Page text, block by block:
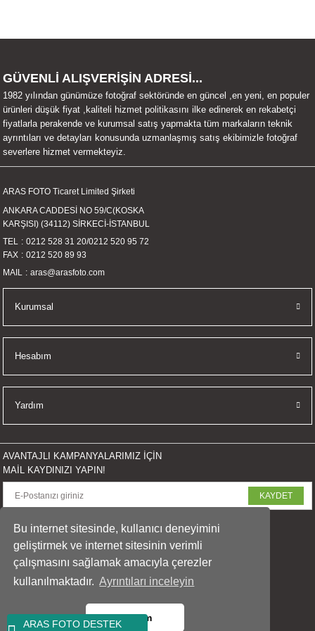
Bu internet sitesinde, kullanıcı deneyimini
geliştirmek ve internet sitesinin verimli
çalışmasını sağlamak amacıyla çerezler
kullanılmaktadır. Ayrıntıları inceleyin
Tamam
ARAS FOTO DESTEK
Ürün bilgilerinde hatalar bulunuyor.
Bu ürüne benzer farklı alternatifler olmalı.
GÜVENLİ ALIŞVERİŞİN ADRESİ...
1982 yılından günümüze fotoğraf sektöründe en güncel ,en yeni, en populer
ürünleri düşük fiyat ,kaliteli hizmet politikasını ilke edinerek en rekabetçi
fiyatlarla perakende ve kurumsal satış yapmakta tüm markaların teknik
ayrıntıları ve detayları konusunda uzmanlaşmış satış ekibimizle fotoğraf
severlere hizmet vermekteyiz.
ARAS FOTO Ticaret Limited Şirketi
ANKARA CADDESİ NO 59/C(KOSKA
KARŞISI) (34112) SİRKECİ-İSTANBUL
TEL
0212 528 31 20/0212 520 95 72
FAX
0212 520 89 93
MAIL
aras@arasfoto.com
Kurumsal
Hesabım
Yardım
AVANTAJLI KAMPANYALARIMIZ İÇİN
MAİL KAYDINIZI YAPIN!
KAYDET
SOSYAL MEDYADA PAYLAŞ